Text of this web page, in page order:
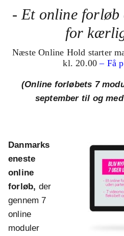
- Et online forløb
for
Næste Online Hold starter
kl. 20.00– Få
(Online forløbets 7
september til og
Danmarks
eneste
online
forløb, der
gennem 7
online
moduler